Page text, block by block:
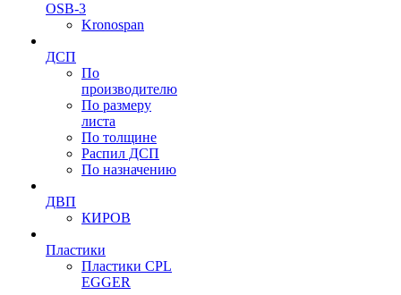
OSB-3
Kronospan
ДСП
По
производителю
По размеру
листа
По толщине
Распил ДСП
По назначению
ДВП
КИРОВ
Пластики
Пластики CPL
EGGER